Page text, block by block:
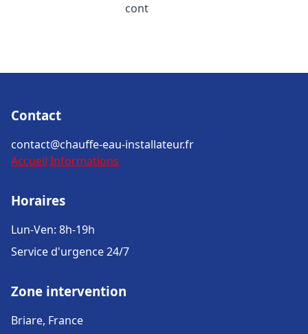
cont
Contact
contact@chauffe-eau-installateur.fr
Accueil Informations
Horaires
Lun-Ven: 8h-19h
Service d'urgence 24/7
Zone intervention
Briare, France